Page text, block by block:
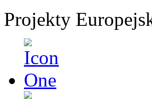
Projekty